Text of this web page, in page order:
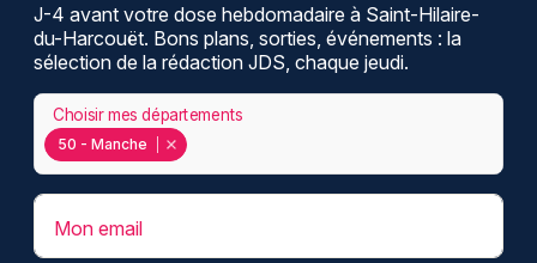
J-4 avant votre dose hebdomadaire à Saint-Hilaire-
du-Harcouët. Bons plans, sorties, événements : la
sélection de la rédaction JDS, chaque jeudi.
50 - Manche
Choisir mes départements
Mon email